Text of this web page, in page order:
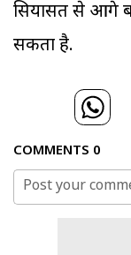
सियासत से आगे
सकता है.
COMMENTS 0